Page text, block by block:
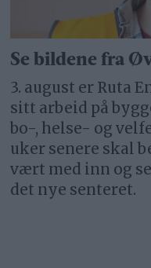
Se bildene fra
3. august er Ruta
sitt arbeid på
bo-, helse- og
uker senere skal
vært med inn og
det nye senteret.